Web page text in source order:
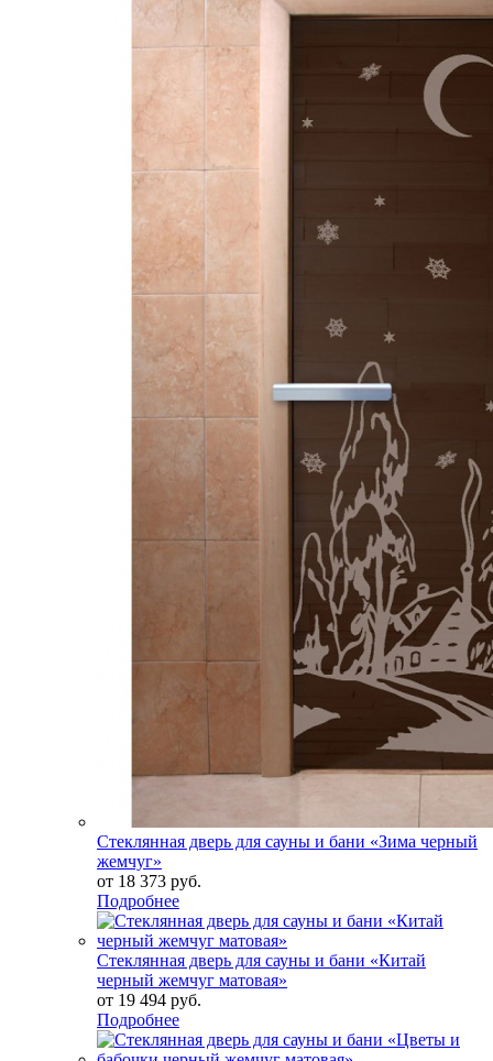
Стеклянная дверь для сауны и бани «Зима черный
жемчуг»
от 18 373 руб.
Подробнее
Стеклянная дверь для сауны и бани «Китай
черный жемчуг матовая»
от 19 494 руб.
Подробнее